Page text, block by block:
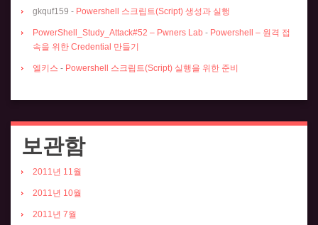
gkquf159 - Powershell 스크립트(Script) 생성과 실행
PowerShell_Study_Attack#52 – Pwners Lab - Powershell – 원격 접
속을 위한 Credential 만들기
엘키스 - Powershell 스크립트(Script) 실행을 위한 준비
보관함
2011년 11월
2011년 10월
2011년 7월